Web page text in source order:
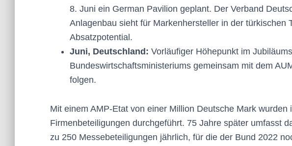
8. Juni ein German Pavilion geplant. Der Verband
Anlagenbau sieht für Markenhersteller in der türkischen
Absatzpotential.
Juni, Deutschland: Vorläufiger Höhepunkt im
Bundeswirtschaftsministeriums gemeinsam mit dem
folgen.
Mit einem AMP-Etat von einer Million Deutsche Mark
Firmenbeteiligungen durchgeführt. 75 Jahre später umfasst
zu 250 Messebeteiligungen jährlich, für die der Bund 2022